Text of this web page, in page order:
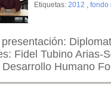
Etiquetas: 2012 , fondo
Fidel Tubino Arias-
Humano